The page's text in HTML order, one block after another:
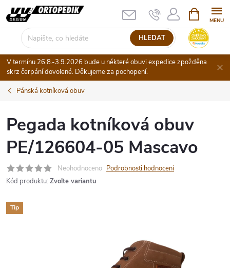
Přejít
na
HLEDAT
NÁKUPNÍ
KOŠÍK
V termínu 26.8.-3.9.2026 bude u některé obuvi expedice zpožděna
skrz čerpání dovolené. Děkujeme za pochopení.
Pánská kotníková obuv
Pegada kotníková obuv
PE/126604-05 Mascavo
Neohodnoceno Podrobnosti hodnocení
Kód produktu: Zvolte variantu
Tip